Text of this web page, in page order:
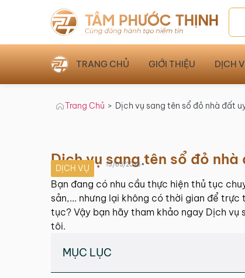
TRANG CHỦ GIỚI THIỆU DỊCH
Trang Chủ > Dịch vụ sang tên sổ đỏ nhà đất
Dịch vụ sang tên sổ đỏ
DỊCH VỤ 15/03/2025•
Bạn đang có nhu cầu thực hiện thủ tục
sản,... nhưng lại không có thời gian để
tục? Vậy bạn hãy tham khảo ngay Dịch
tôi.
MỤC LỤC